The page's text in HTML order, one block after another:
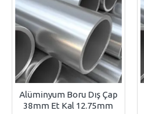
Alüminyum Boru Dış Çap
38mm Et Kal 12.75mm